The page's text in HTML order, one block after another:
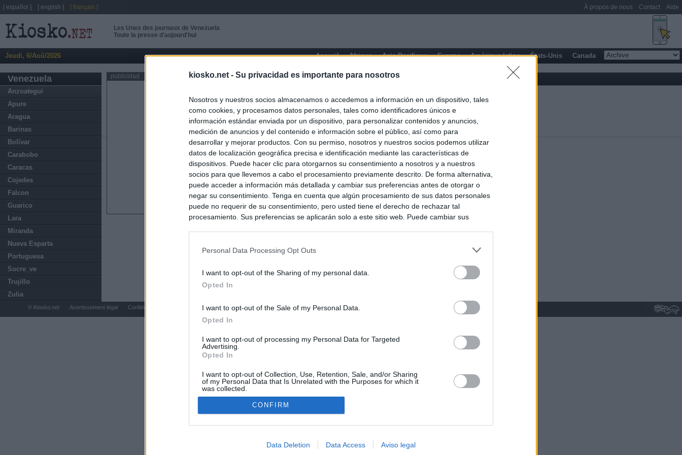
kiosko.net - Su privacidad es importante para nosotros
Nosotros y nuestros socios almacenamos o accedemos a información en un dispositivo, tales
como cookies, y procesamos datos personales, tales como identificadores únicos e
información estándar enviada por un dispositivo, para personalizar contenidos y anuncios,
medición de anuncios y del contenido e información sobre el público, así como para
desarrollar y mejorar productos. Con su permiso, nosotros y nuestros socios podemos utilizar
datos de localización geográfica precisa e identificación mediante las características de
dispositivos. Puede hacer clic para otorgarnos su consentimiento a nosotros y a nuestros
socios para que llevemos a cabo el procesamiento previamente descrito. De forma alternativa,
puede acceder a información más detallada y cambiar sus preferencias antes de otorgar o
negar su consentimiento. Tenga en cuenta que algún procesamiento de sus datos personales
puede no requerir de su consentimiento, pero usted tiene el derecho de rechazar tal
procesamiento. Sus preferencias se aplicarán solo a este sitio web. Puede cambiar sus
Personal Data Processing Opt Outs
I want to opt-out of the Sharing of my personal data.
Opted In
I want to opt-out of the Sale of my Personal Data.
Opted In
I want to opt-out of processing my Personal Data for Targeted
Advertising.
Opted In
I want to opt-out of Collection, Use, Retention, Sale, and/or Sharing
of my Personal Data that Is Unrelated with the Purposes for which it
was collected.
Opted In
CONFIRM
Data Deletion Data Access Aviso legal
Les Unes des journaux de Venezuela
Toute la presse d'aujourd'hui
Jeudi, 6/Aoû/2026 Accueil Afrique Asie-Pacifique Europe Amérique latine États-Unis Canada
Venezuela
Anzoategui
Apure
Aragua
Barinas
Bolívar
Carabobo
Caracas
Cojedes
Falcon
Guarico
Lara
Miranda
Nueva Esparta
Portuguesa
Sucre_ve
Trujillo
Zulia
publicidad Carabobo
[ español ] [ english ] [ français ] À propos de nous Contact Aide
© Kiosko.net Avertissement légal Confidentialité et Cookies